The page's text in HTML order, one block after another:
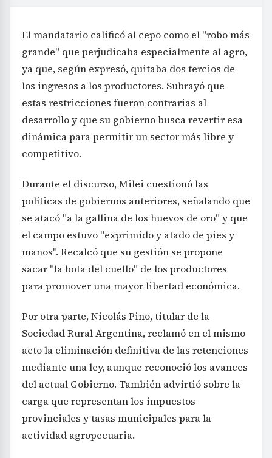
El mandatario calificó al cepo como el "robo más
grande" que perjudicaba especialmente al agro,
ya que, según expresó, quitaba dos tercios de
los ingresos a los productores. Subrayó que
estas restricciones fueron contrarias al
desarrollo y que su gobierno busca revertir esa
dinámica para permitir un sector más libre y
competitivo.
Durante el discurso, Milei cuestionó las
políticas de gobiernos anteriores, señalando que
se atacó "a la gallina de los huevos de oro" y que
el campo estuvo "exprimido y atado de pies y
manos". Recalcó que su gestión se propone
sacar "la bota del cuello" de los productores
para promover una mayor libertad económica.
Por otra parte, Nicolás Pino, titular de la
Sociedad Rural Argentina, reclamó en el mismo
acto la eliminación definitiva de las retenciones
mediante una ley, aunque reconoció los avances
del actual Gobierno. También advirtió sobre la
carga que representan los impuestos
provinciales y tasas municipales para la
actividad agropecuaria.